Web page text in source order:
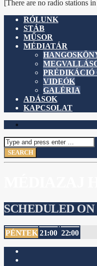
[There are no radio stations
RÓLUNK
STÁB
MŰSOR
MÉDIATÁR
PRÉDIKÁCIÓ
VIDEÓK
GALÉRIA
ADÁSOK
KAPCSOLAT
SCHEDULED ON
PÉNTEK 21:00 22:00